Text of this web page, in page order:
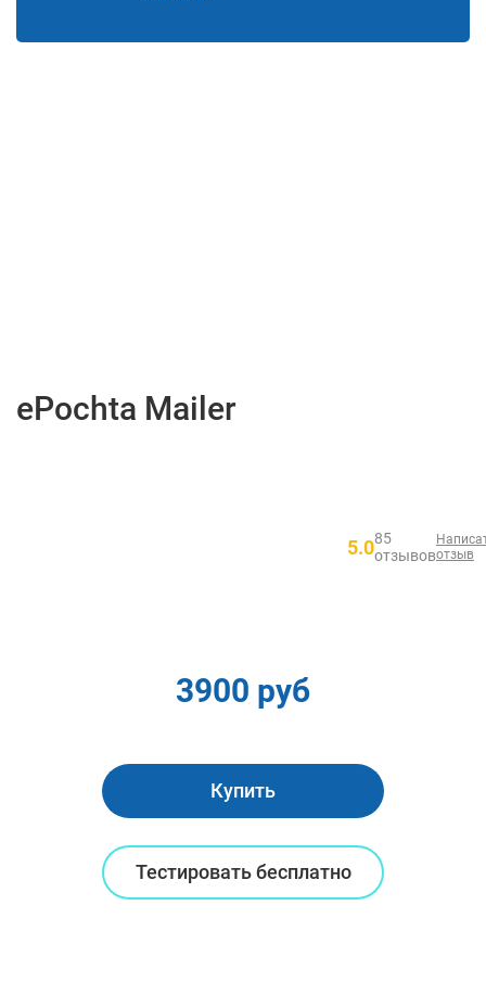
ePochta Mailer
5.085
отзывовотзыв
3900 руб
Купить
Тестировать бесплатно